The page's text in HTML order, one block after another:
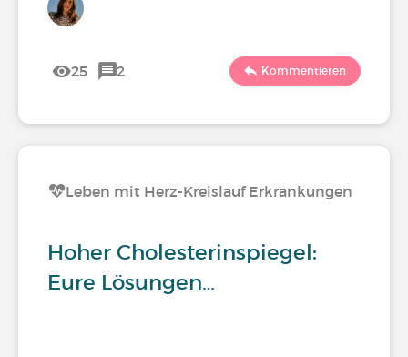
25 2 Kommentieren
Leben mit Herz-Kreislauf Erkrankungen
Hoher Cholesterinspiegel:
Eure Lösungen…